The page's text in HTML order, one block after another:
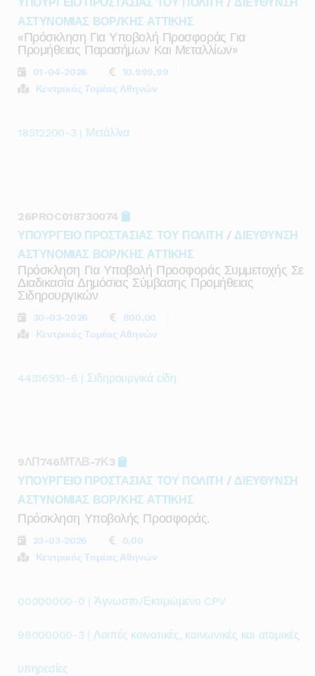
ΑΣΤΥΝΟΜΙΑΣ ΒΟΡ/ΚΗΣ ΑΤΤΙΚΗΣ
«πρόσκληση Για Υποβολή Προσφοράς Για
Προμήθειας Παρασήμων Και Μεταλλίων»
01-04-2026
10.999,99
Κεντρικός Τομέας Αθηνών
18512200-3 | Μετάλλια
26PROC018730074
ΥΠΟΥΡΓΕΙΟ ΠΡΟΣΤΑΣΙΑΣ ΤΟΥ ΠΟΛΙΤΗ / ΔΙΕΥΘΥΝΣΗ
ΑΣΤΥΝΟΜΙΑΣ ΒΟΡ/ΚΗΣ ΑΤΤΙΚΗΣ
Πρόσκληση Για Υποβολή Προσφοράς Συμμετοχής Σε
Διαδικασία Δημόσιας Σύμβασης Προμήθειας
Σιδηρουργικών
30-03-2026
800,00
Κεντρικός Τομέας Αθηνών
44316510-6 | Σιδηρουργικά είδη
9ΛΠ746ΜΤΛΒ-7Κ3
ΥΠΟΥΡΓΕΙΟ ΠΡΟΣΤΑΣΙΑΣ ΤΟΥ ΠΟΛΙΤΗ / ΔΙΕΥΘΥΝΣΗ
ΑΣΤΥΝΟΜΙΑΣ ΒΟΡ/ΚΗΣ ΑΤΤΙΚΗΣ
Πρόσκληση Υποβολής Προσφοράς.
23-03-2026
0,00
Κεντρικός Τομέας Αθηνών
00000000-0 | Άγνωστο/Εκτιμώμενο CPV
98000000-3 | Λοιπές κοινοτικές, κοινωνικές και ατομικές
υπηρεσίες